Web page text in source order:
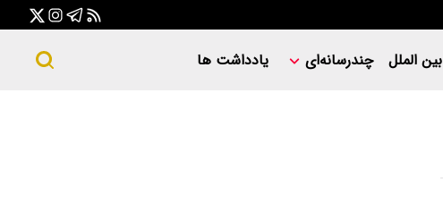
بین الملل چندرسانه‌ای یادداشت ها